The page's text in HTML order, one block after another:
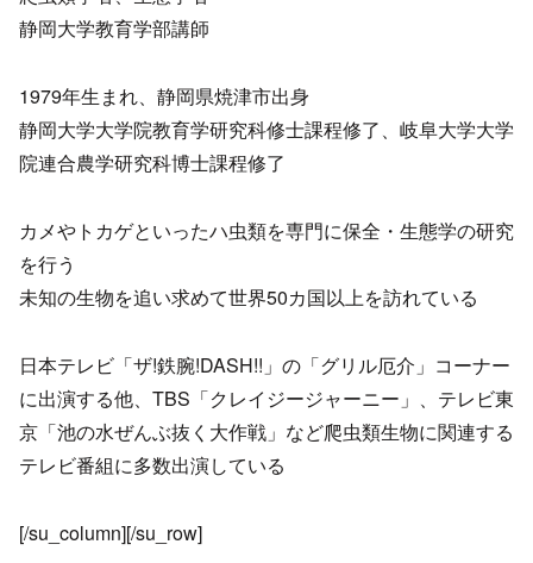
静岡大学教育学部講師
1979年生まれ、静岡県焼津市出身
静岡大学大学院教育学研究科修士課程修了、岐阜大学大学
院連合農学研究科博士課程修了
カメやトカゲといったハ虫類を専門に保全・生態学の研究
を行う
未知の生物を追い求めて世界50カ国以上を訪れている
日本テレビ「ザ!鉄腕!DASH!!」の「グリル厄介」コーナー
に出演する他、TBS「クレイジージャーニー」、テレビ東
京「池の水ぜんぶ抜く大作戦」など爬虫類生物に関連する
テレビ番組に多数出演している
[/su_column][/su_row]